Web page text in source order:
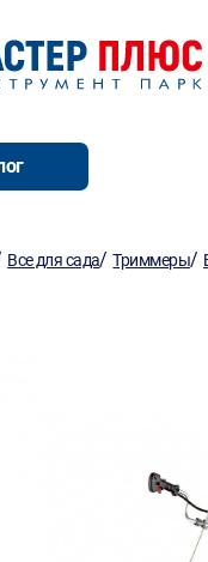
Все для сада/Триммеры/